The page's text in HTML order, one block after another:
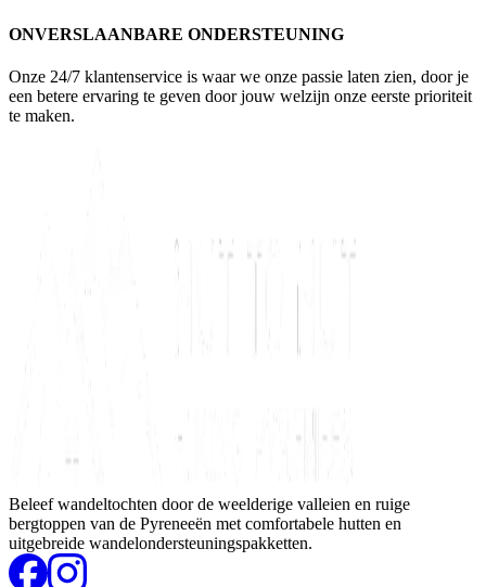
ONVERSLAANBARE ONDERSTEUNING
Onze 24/7 klantenservice is waar we onze passie laten zien, door je
een betere ervaring te geven door jouw welzijn onze eerste prioriteit
te maken.
Beleef wandeltochten door de weelderige valleien en ruige
bergtoppen van de Pyreneeën met comfortabele hutten en
uitgebreide wandelondersteuningspakketten.